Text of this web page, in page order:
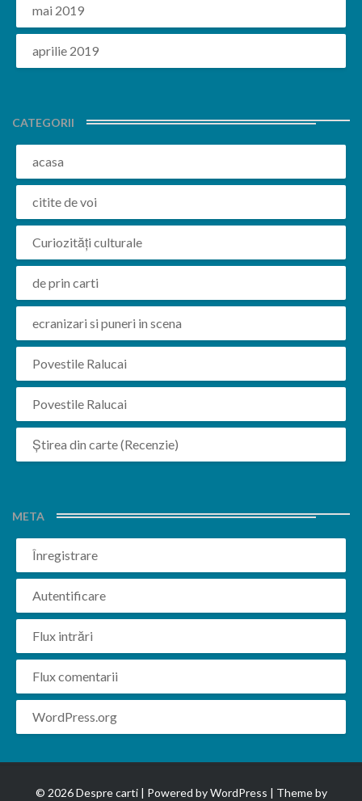
mai 2019
aprilie 2019
CATEGORII
acasa
citite de voi
Curiozități culturale
de prin carti
ecranizari si puneri in scena
Povestile Ralucai
Povestile Ralucai
Știrea din carte (Recenzie)
META
Înregistrare
Autentificare
Flux intrări
Flux comentarii
WordPress.org
© 2026 Despre carti | Powered byWordPress | Theme by